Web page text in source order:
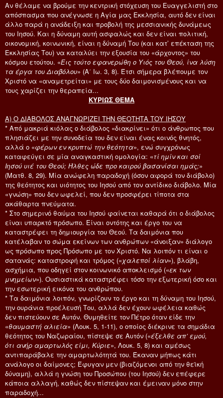
Αν θέλαμε να βρούμε την κεντρική στόχευση του Ευαγγελιστή στο
απόσπασμα που ανέγνωσε η Αγία μας Εκκλησία, αυτό δεν είναι
άλλο παρά η ανάδειξη και προβολή της μεσσιανικής δυνάμεως
του Ιησού. Και η δύναμη αυτή ασφαλώς και δεν είναι πολιτική,
οικονομική, κοινωνική, είναι η δύναμή Του (και κατ’ επέκταση της
Εκκλησίας Του) να καταλύει την εξουσία του «άρχοντος» του
κόσμου ετούτου. «Εις τούτο εφανερώθη ο Υιός του Θεού, ίνα λύση
τα έργα του Διαβόλου» (Α΄ Ιω. 3, 8). Έτσι σήμερα βλέπουμε τον
Χριστό να «αναμετρείται» με τους δύο δαιμονισμένους και να
τους χαρίζει την θεραπεία...
ΚΥΡΙΩΣ ΘΕΜΑ
Α) Ο ΔΙΑΒΟΛΟΣ ΑΝΑΓΝΩΡΙΖΕΙ ΤΗΝ ΘΕΟΤΗΤΑ ΤΟΥ ΙΗΣΟΥ
* Από μακριά κιόλας ο διάβολος «διακρίνει» ότι ο άνθρωπος που
πλησιάζει με την συνοδεία του δεν είναι ένας κοινός θνητός,
αλλά ο «φέρων εν κρυπτώ την θεότητα», ενώ συγχρόνως
καταφεύγει σε μία αναγκαστική ομολογία: «τί ημίν και σοί
Ιησού υιέ του Θεού; Ήλθες ώδε προ καιρού βασανίσαι ημάς;»
(Ματθ. 8, 29). Μία ανώφελη παραδοχή (όσον αφορά τον διάβολο)
της θεότητος και υιότητος του Ιησού από τον αντίδικο διάβολο. Μία
«γνώση» που δεν ωφελεί, που δεν προσφέρει τίποτα στα
ακάθαρτα πνεύματα.
* Στο σημερινό θαύμα του Ιησού φαίνεται καθαρά ότι ο διάβολος
είναι υπαρκτό πρόσωπο. Είναι οντότης και έργο του να
καταστρέφει τη δημιουργία του Θεού. Τα δαιμόνια που
κατέλαβαν το σώμα εκείνων των ανθρώπων «άνοιξαν» διάλογο
ως πρόσωπο προς Πρόσωπο με τον Χριστό. Να λοιπόν τι είναι ο
σατανάς: καταστροφή και τρόμος («χαλεποί λίαν»), βλάβη,
ασχήμια, που οδηγεί στον κοινωνικό αποκλεισμό («εκ των
μνημείων»). Ουσιαστικά καταστρέφει τόσο την εξωτερική όσο και
την εσωτερική εικόνα του ανθρώπου.
* Τα δαιμόνια λοιπόν, γνωρίζουν το έργο και τη δύναμη του Ιησού,
την ουράνια προέλευσή Του, αλλά δεν έχουν ωφέλεια καθώς
δεν πιστεύουν σε Αυτόν. Θυμηθείτε τον Πέτρο όταν είδε την
«θαυμαστή αλιεία» (Λουκ. 5, 1-11), ο οποίος διέκρινε τα σημάδια
θεότητος του Ναζωραίου, πίστεψε σε Αυτόν («έξελθε απ’ εμού,
ότι ανήρ αμαρτωλός είμι, Κύριε», Λουκ. 5, 8) και αμέσως
αντιπαράβαλε την αμαρτωλότητά του. Έκαναν μήπως κάτι
ανάλογο οι δαίμονες; Έφυγαν μεν (βιαζόμενοι από την θεϊκή
δύναμη), αλλά η γνώση του Προσώπου (του Ιησού) δεν επέφερε
κάποια αλλαγή, καθώς δεν πίστεψαν και έμειναν μόνο στην
παραδοχή...